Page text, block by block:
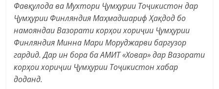
Фавқулода ва Мухтори Ҷумҳурии Тоҷикистон дар
Ҷумҳурии Финляндия Маҳмадшариф Ҳақдод бо
намояндаи Вазорати корҳои хориҷии Ҷумҳурии
Финляндия Минна Мари Моруджарви баргузор
гардид. Дар ин бора ба АМИТ «Ховар» дар Вазорати
корҳои хориҷии Ҷумҳурии Тоҷикистон хабар
доданд.